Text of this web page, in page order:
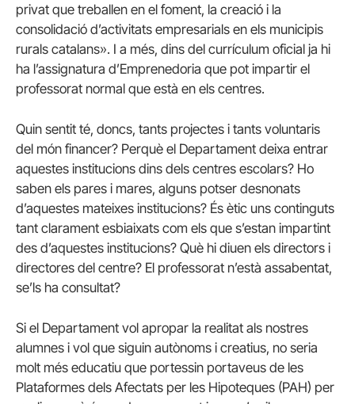
privat que treballen en el foment, la creació i la
consolidació d’activitats empresarials en els municipis
rurals catalans». I a més, dins del currículum oficial ja hi
ha l’assignatura d’Emprenedoria que pot impartir el
professorat normal que està en els centres.
Quin sentit té, doncs, tants projectes i tants voluntaris
del món financer? Perquè el Departament deixa entrar
aquestes institucions dins dels centres escolars? Ho
saben els pares i mares, alguns potser desnonats
d’aquestes mateixes institucions? És ètic uns continguts
tant clarament esbiaixats com els que s’estan impartint
des d’aquestes institucions? Què hi diuen els directors i
directores del centre? El professorat n’està assabentat,
se’ls ha consultat?
Si el Departament vol apropar la realitat als nostres
alumnes i vol que siguin autònoms i creatius, no seria
molt més educatiu que portessin portaveus de les
Plataformes dels Afectats per les Hipoteques (PAH) per